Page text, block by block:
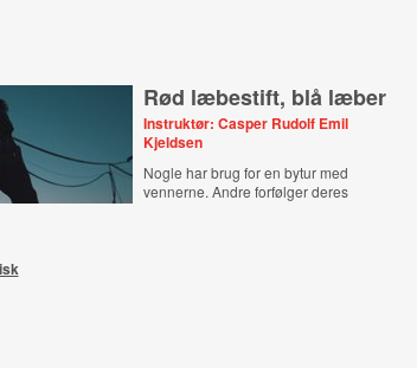
Rød læbestift, blå læber
Instruktør: Casper Rudolf Emil
Kjeldsen
Nogle har brug for en bytur med
vennerne. Andre forfølger deres